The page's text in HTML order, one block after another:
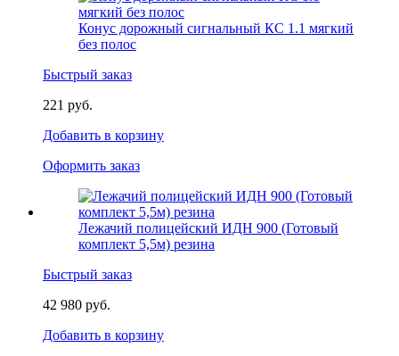
Конус дорожный сигнальный КС 1.1 мягкий
без полос
Быстрый заказ
221 руб.
Добавить в корзину
Оформить заказ
Лежачий полицейский ИДН 900 (Готовый
комплект 5,5м) резина
Быстрый заказ
42 980 руб.
Добавить в корзину